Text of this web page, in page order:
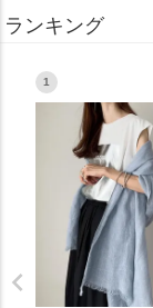
ランキング
1